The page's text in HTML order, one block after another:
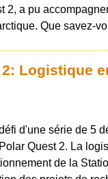
2, a pu
Que savez-
Logistique
d'une série de 5
Quest 2. La
de la